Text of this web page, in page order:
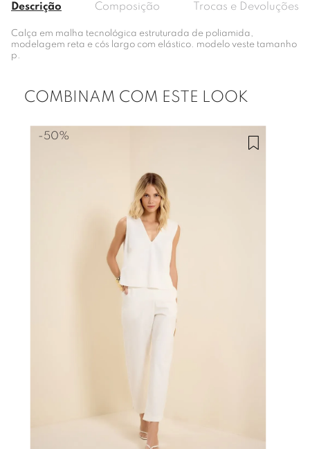
Descrição Composição Trocas e Devoluções
Calça em malha tecnológica estruturada de poliamida,
modelagem reta e cós largo com elástico. modelo veste tamanho
p.
COMBINAM COM ESTE LOOK
-50%